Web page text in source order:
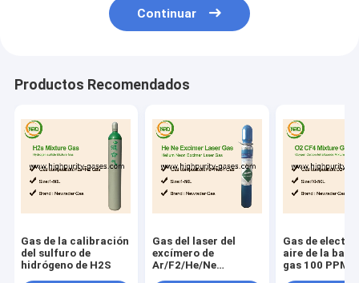
Continuar
Productos Recomendados
Gas de la calibración
del sulfuro de
hidrógeno de H2S
Gas del laser del
excímero de
Ar/F2/He/Ne
Gas de
aire de la
gas 100 PPM